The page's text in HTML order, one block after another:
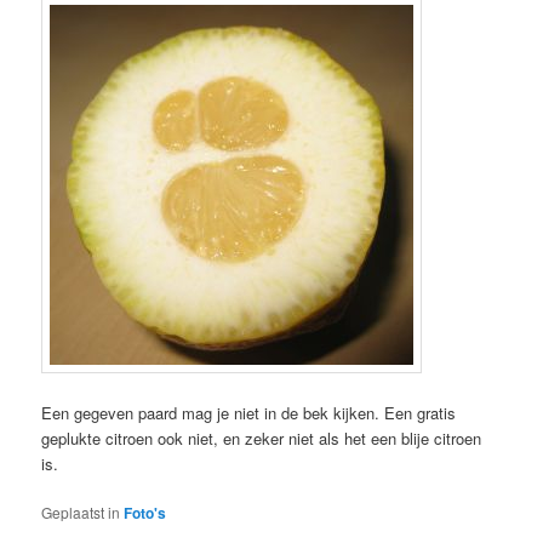
Een gegeven paard mag je niet in de bek kijken. Een gratis
geplukte citroen ook niet, en zeker niet als het een blije citroen
is.
Geplaatst in Foto's